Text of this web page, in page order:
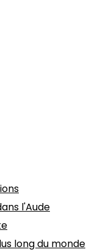
l'Aude
long du monde